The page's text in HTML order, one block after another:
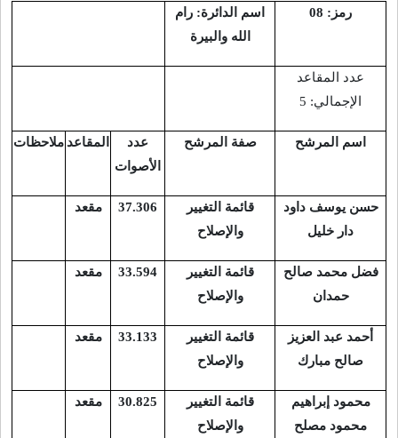
رمز: 08
اسم الدائرة: رام
الله والبيرة
عدد المقاعد
الإجمالي: 5
اسم المرشح صفة المرشح
عدد
الأصوات
المقاعد ملاحظات
حسن يوسف داود
دار خليل
قائمة التغيير
والإصلاح
37.306 مقعد
فضل محمد صالح
حمدان
قائمة التغيير
والإصلاح
33.594 مقعد
أحمد عبد العزيز
صالح مبارك
قائمة التغيير
والإصلاح
33.133 مقعد
محمود إبراهيم
محمود مصلح
قائمة التغيير
والإصلاح
30.825 مقعد